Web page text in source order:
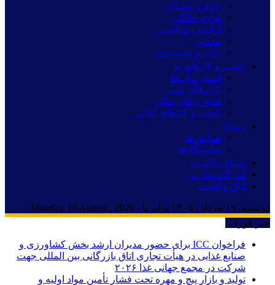
چرم و پوشاک
لوازم خانگی
آرایشی بهداشتی
معدنی
چاپ و بسته‌بندی
کسب و کارهای نو
استارت‌آپ‌ها
بازارهای نوین
فناوری‌های مالی
کسب و کارهای آنلاین
رویداد
همایش‌ها
نمایشگاه‌ها
شفاف‌نگاشت
گذرگاه تجارت
اتاق واقعیت
دوشنبه, ۱۹ مرداد , ۱۴۰۵ برابر با - Monday, 10 August , 2026
خبر فوری :
فراخوان ICC برای حضور مدیران ارشد بخش کشاورزی و
صنایع غذایی در هیأت تجاری اتاق بازرگانی بین المللی جهت
شرکت در مجمع جهانی غذا ۲۰۲۶
تولید و بازار پیچ و مهره تحت فشار تأمین مواد اولیه و